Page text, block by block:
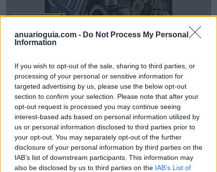
anuarioguia.com - Do Not Process My Personal
Information
If you wish to opt-out of the sale, sharing to third parties, or
processing of your personal or sensitive information for
targeted advertising by us, please use the below opt-out
section to confirm your selection. Please note that after your
opt-out request is processed you may continue seeing
interest-based ads based on personal information utilized by
us or personal information disclosed to third parties prior to
your opt-out. You may separately opt-out of the further
disclosure of your personal information by third parties on the
IAB’s list of downstream participants. This information may
also be disclosed by us to third parties on the IAB’s List of
Bombas Caprari
Ver más